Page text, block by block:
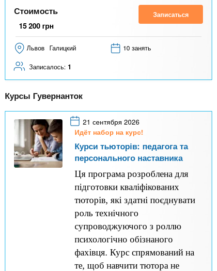
Стоимость
15 200 грн
Записаться
Львов Галицкий 10 занять
Записалось: 1
Курсы Гувернанток
21 сентября 2026
Идёт набор на курс!
Курси тьюторів: педагога та
персонального наставника
Ця програма розроблена для
підготовки кваліфікованих
тюторів, які здатні поєднувати
роль технічного
супроводжуючого з роллю
психологічно обізнаного
фахівця. Курс спрямований на
те, щоб навчити тютора не